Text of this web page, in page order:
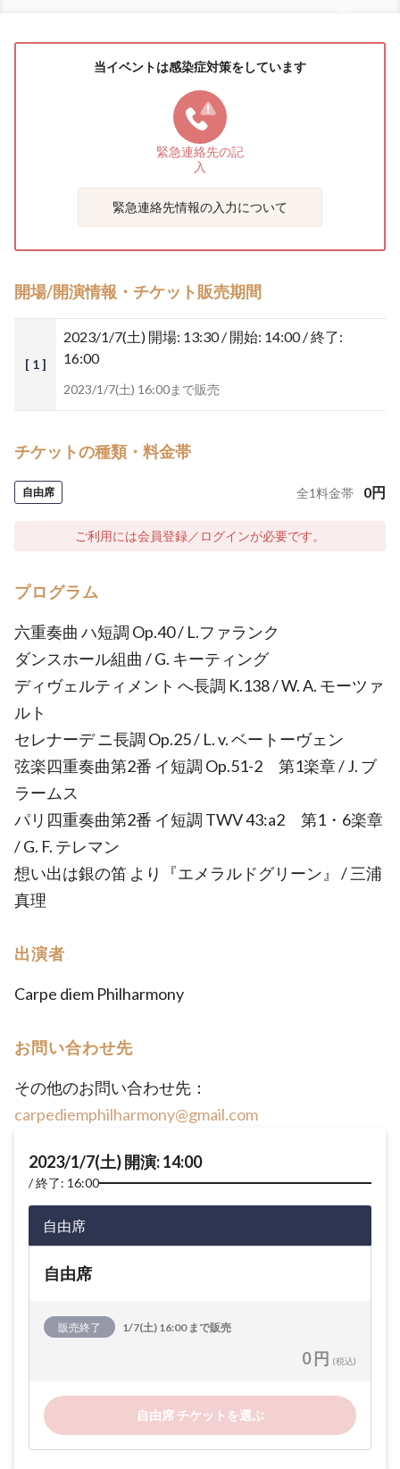
当イベントは感染症対策をしています
緊急連絡先の記
入
緊急連絡先情報の入力について
開場/開演情報・チケット販売期間
[ 1 ]
2023/1/7(土) 開場: 13:30 / 開始: 14:00 / 終了:
16:00
2023/1/7(土) 16:00まで販売
チケットの種類・料金帯
自由席 全1料金帯 0円
ご利用には会員登録／ログインが必要です。
プログラム
六重奏曲 ハ短調 Op.40 / L.ファランク
ダンスホール組曲 / G. キーティング
ディヴェルティメント へ長調 K.138 / W. A. モーツァ
ルト
セレナーデ ニ長調 Op.25 / L. v. ベートーヴェン
弦楽四重奏曲第2番 イ短調 Op.51-2 第1楽章 / J. ブ
ラームス
パリ四重奏曲第2番 イ短調 TWV 43:a2 第1・6楽章
/ G. F. テレマン
想い出は銀の笛 より『エメラルドグリーン』 / 三浦
真理
出演者
Carpe diem Philharmony
お問い合わせ先
その他のお問い合わせ先：
carpediemphilharmony@gmail.com
2023/1/7(土) 開演: 14:00
終了: 16:00
自由席
自由席
販売終了 1/7(土) 16:00 まで販売
0 円 (税込)
自由席 チケットを選ぶ